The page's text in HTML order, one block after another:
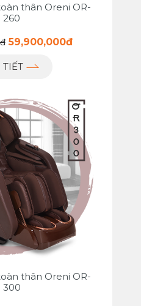
thân Oreni OR-
260
59,900,000đ
TIẾT
thân Oreni OR-
300